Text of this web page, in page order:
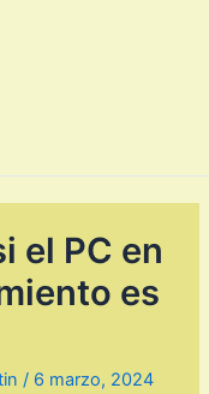
el PC en
es
/ 6 marzo, 2024